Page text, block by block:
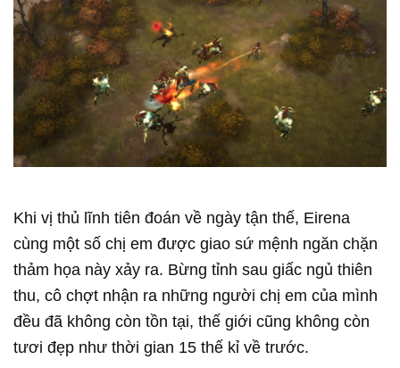
Khi vị thủ lĩnh tiên đoán về ngày tận thế, Eirena
cùng một số chị em được giao sứ mệnh ngăn chặn
thảm họa này xảy ra. Bừng tỉnh sau giấc ngủ thiên
thu, cô chợt nhận ra những người chị em của mình
đều đã không còn tồn tại, thế giới cũng không còn
tươi đẹp như thời gian 15 thế kỉ về trước.